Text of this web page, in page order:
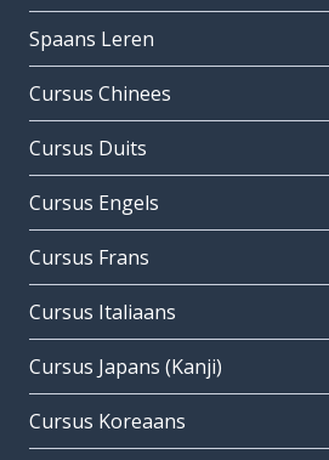
Spaans Leren
Cursus Chinees
Cursus Duits
Cursus Engels
Cursus Frans
Cursus Italiaans
Cursus Japans (Kanji)
Cursus Koreaans